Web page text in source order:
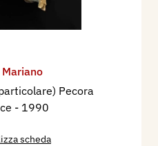
Pecora
- 1990
scheda